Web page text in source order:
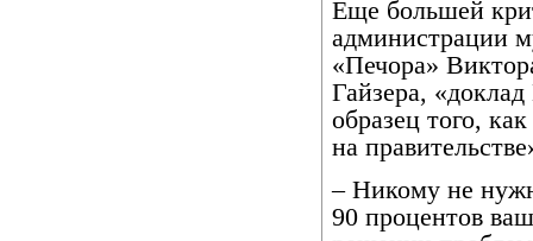
Еще большей
администрации
«Печора»
Гайзера,
образец того,
на
– Никому не
90 процентов